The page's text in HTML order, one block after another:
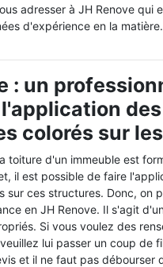
adresser à JH Renove qui
d'expérience en la matière.
: un
colorés sur
toiture d'un immeuble est
il est possible de faire
sur ces structures. Donc, on
en JH Renove. Il s'agit
Si vous voulez des
lui passer un coup de
et il ne faut pas débourser